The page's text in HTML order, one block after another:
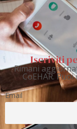
Iscriviti
Rimani
CoEHAR.
Email